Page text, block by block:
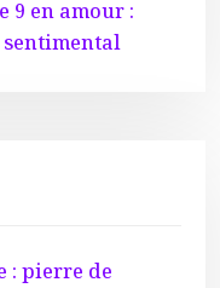
9 en amour :
: pierre de